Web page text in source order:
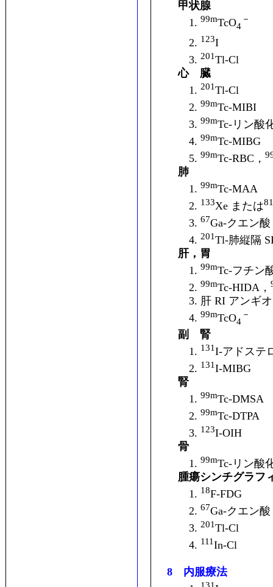
甲状腺
1. 99mTcO4
－
2. 123I
3. 201Tl-Cl
心 臓
1. 201Tl-Cl
2. 99mTc-MIBI
3. 99mTc-リン酸
4. 99mTc-MIBG
5. 99mTc-RBC，
肺
1. 99mTc-MAA
2. 133Xe または
3. 67Ga-クエン酸
4. 201Tl-肺縦隔
肝，胃
1. 99mTc-フチン
2. 99mTc-HIDA，
3. 肝 RI アンギオ
4. 99mTcO4
－
副 腎
1. 131I-アドステ
2. 131I-MIBG
腎
1. 99mTc-DMSA
2. 99mTc-DTPA
3. 123I-OIH
骨
1. 99mTc-リン酸
腫瘍シンチグラフ
1. 18F-FDG
2. 67Ga-クエン酸
3. 201Tl-Cl
4. 111In-Cl
8 内服療法
131